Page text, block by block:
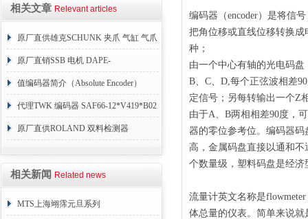
相关文章 Relevant articles
原厂直供雄克SCHUNK 夹爪 气缸 气爪
夹具 传感器
原厂直销SSB 电机 DAPE-
0350.06222.00
值编码器简介（Absolute Encoder）
代理TWK 编码器 SAF66-12*V419*B02
原厂直供ROLAND 双料检测器
相关新闻 Related news
MTS上海翊霈元旦系列
编码器（encoder）是将信
把角位移或直线位移转换
种；
由一个中心有轴的光电码
B、C、D,每个正弦波相差
定信号；另每转输出一个Z
由于A、B两相相差90度，
器的零位参考位。编码器
高，金属码盘直接以通和
个数量级，塑料码盘是经
流量计英文名称是
体总量的仪表。简单来说